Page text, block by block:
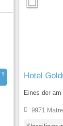
Hotel
Eines der
9971